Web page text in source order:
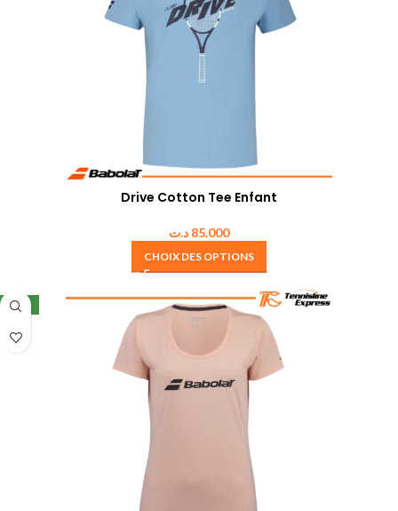
Drive Cotton Tee Enfant
85.000 د.ت
CHOIX DES OPTIONS
NEW